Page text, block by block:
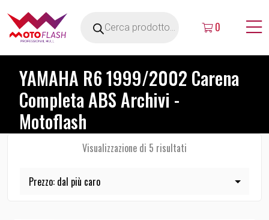
0
YAMAHA R6 1999/2002 Carena
Completa ABS Archivi -
Motoflash
Visualizzazione di 5 risultati